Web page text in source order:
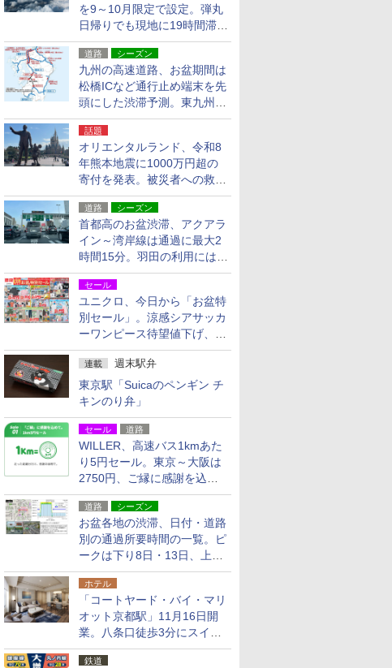
を9～10月限定で設定。弾丸
日帰りでも現地に19時間滞在
できる
道路 シーズン
九州の高速道路、お盆期間は
松橋ICなど通行止め端末を先
頭にした渋滞予測。東九州道
への迂回は料金調整を実施
話題
オリエンタルランド、令和8
年熊本地震に1000万円超の
寄付を発表。被災者への救援
活動・復旧支援
道路 シーズン
首都高のお盆渋滞、アクアラ
イン～湾岸線は通過に最大2
時間15分。羽田の利用には
「空港西出口」の利用検討を
セール
ユニクロ、今日から「お盆特
別セール」。涼感シアサッカ
ーワンピース待望値下げ、撥
水ギアショーツは1990円に
連載 週末駅弁
東京駅「Suicaのペンギン チ
キンのり弁」
セール 道路
WILLER、高速バス1kmあた
り5円セール。東京～大阪は
2750円、ご縁に感謝を込め
た20周年記念キャンペーン
道路 シーズン
お盆各地の渋滞、日付・道路
別の通過所要時間の一覧。ピ
ークは下り8日・13日、上り
14日・15日
ホテル
「コートヤード・バイ・マリ
オット京都駅」11月16日開
業。八条口徒歩3分にスイー
ト含む全270室、ダイニング
も併設
鉄道